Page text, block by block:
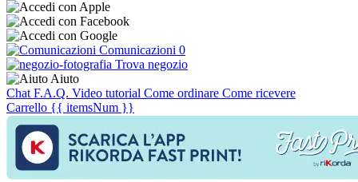
Comunicazioni 0
Trova negozio
Aiuto
Chat F.A.Q. Video tutorial Come ordinare Come ricevere
Carrello {{ itemsNum }}